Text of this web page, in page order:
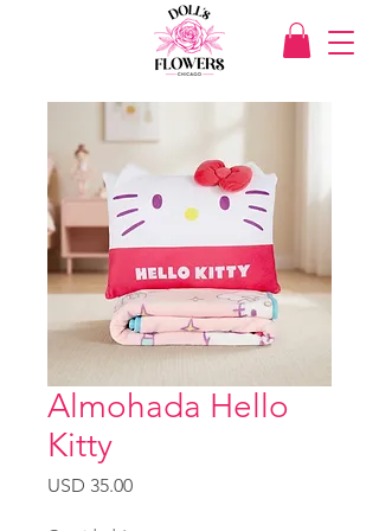
Almohada Hello
Kitty
USD 35.00Precio